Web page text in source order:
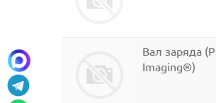
Вал заряда
Imaging®)